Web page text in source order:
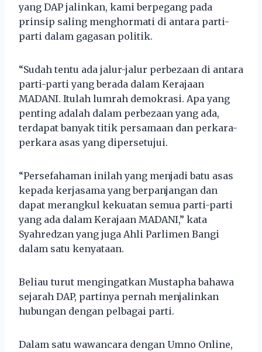
yang DAP jalinkan, kami berpegang pada
prinsip saling menghormati di antara parti-
parti dalam gagasan politik.
“Sudah tentu ada jalur-jalur perbezaan di antara
parti-parti yang berada dalam Kerajaan
MADANI. Itulah lumrah demokrasi. Apa yang
penting adalah dalam perbezaan yang ada,
terdapat banyak titik persamaan dan perkara-
perkara asas yang dipersetujui.
“Persefahaman inilah yang menjadi batu asas
kepada kerjasama yang berpanjangan dan
dapat merangkul kekuatan semua parti-parti
yang ada dalam Kerajaan MADANI,” kata
Syahredzan yang juga Ahli Parlimen Bangi
dalam satu kenyataan.
Beliau turut mengingatkan Mustapha bahawa
sejarah DAP, partinya pernah menjalinkan
hubungan dengan pelbagai parti.
Dalam satu wawancara dengan Umno Online,